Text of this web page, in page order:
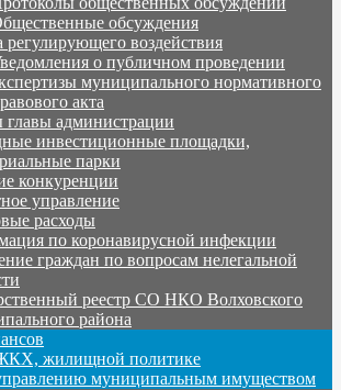
обсуждения
регулирующего воздействия
о публичном проведении
муниципального нормативного
акта
главы администрации
инвестиционные площадки,
парки
конкуренции
управление
расходы
по коронавирусной инфекции
граждан по вопросам нелегальной
реестр СО НКО Волховского
района
жилищной политике
муниципальным имуществом